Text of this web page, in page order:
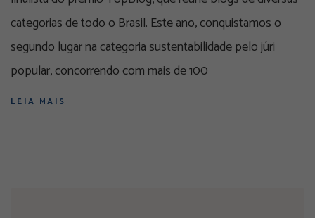
categorias de todo o Brasil. Este ano, conquistamos o
segundo lugar na categoria sustentabilidade pelo júri
popular, concorrendo com mais de 100
LEIA MAIS